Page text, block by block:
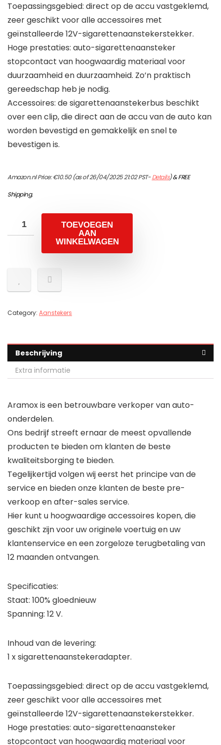
Toepassingsgebied: direct op de accu vastgeklemd,
zeer geschikt voor alle accessoires met
geïnstalleerde 12V-sigarettenaanstekerstekker.
Hoge prestaties: auto-sigarettenaansteker
stopcontact van hoogwaardig materiaal voor
duurzaamheid en duurzaamheid. Zo’n praktisch
gereedschap heb je nodig.
Accessoires: de sigarettenaanstekerbus beschikt
over een clip, die direct aan de accu van de auto kan
worden bevestigd en gemakkelijk en snel te
bevestigen is.
Amazon.nl Price:€10.50(as of 26/04/2025 21:02 PST-Details)&FREE
Shipping.
TOEVOEGEN
AAN
WINKELWAGEN
Category: Aanstekers
Beschrijving
Extra informatie
Aramox is een betrouwbare verkoper van auto-
onderdelen.
Ons bedrijf streeft ernaar de meest opvallende
producten te bieden om klanten de beste
kwaliteitsborging te bieden.
Tegelijkertijd volgen wij eerst het principe van de
service en bieden onze klanten de beste pre-
verkoop en after-sales service.
Hier kunt u hoogwaardige accessoires kopen, die
geschikt zijn voor uw originele voertuig en uw
klantenservice en een zorgeloze terugbetaling van
12 maanden ontvangen.
Specificaties:
Staat: 100% gloednieuw
Spanning: 12 V.
Inhoud van de levering:
1 x sigarettenaanstekeradapter.
Toepassingsgebied: direct op de accu vastgeklemd,
zeer geschikt voor alle accessoires met
geïnstalleerde 12V-sigarettenaanstekerstekker.
Hoge prestaties: auto-sigarettenaansteker
stopcontact van hoogwaardig materiaal voor